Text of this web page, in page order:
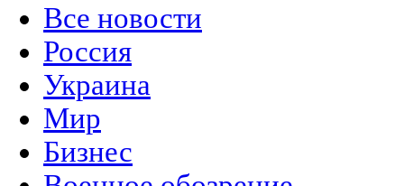
Все новости
Россия
Украина
Мир
Бизнес